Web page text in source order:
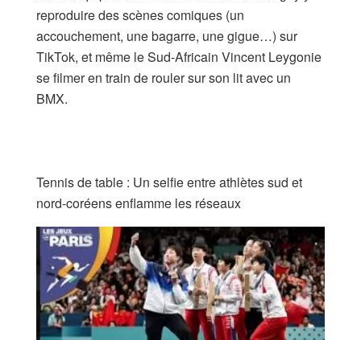
reproduire des scènes comiques (un
accouchement, une bagarre, une gigue…) sur
TikTok, et même le Sud-Africain Vincent Leygonie
se filmer en train de rouler sur son lit avec un
BMX.
Tennis de table : Un selfie entre athlètes sud et
nord-coréens enflamme les réseaux